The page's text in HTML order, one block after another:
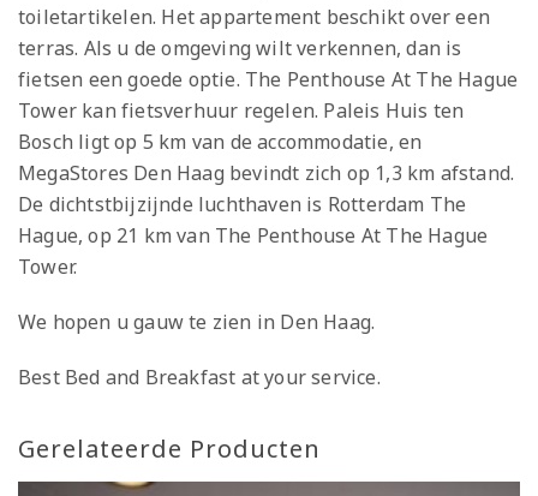
toiletartikelen. Het appartement beschikt over een
terras. Als u de omgeving wilt verkennen, dan is
fietsen een goede optie. The Penthouse At The Hague
Tower kan fietsverhuur regelen. Paleis Huis ten
Bosch ligt op 5 km van de accommodatie, en
MegaStores Den Haag bevindt zich op 1,3 km afstand.
De dichtstbijzijnde luchthaven is Rotterdam The
Hague, op 21 km van The Penthouse At The Hague
Tower.
We hopen u gauw te zien in Den Haag.
Best Bed and Breakfast at your service.
Gerelateerde Producten